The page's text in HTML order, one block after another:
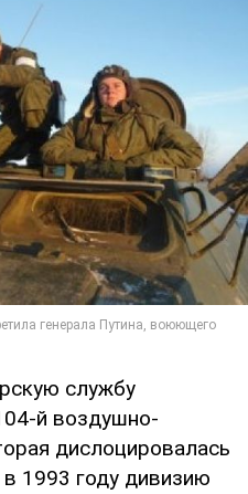
службу
й воздушно-
дислоцировалась
1993 году дивизию